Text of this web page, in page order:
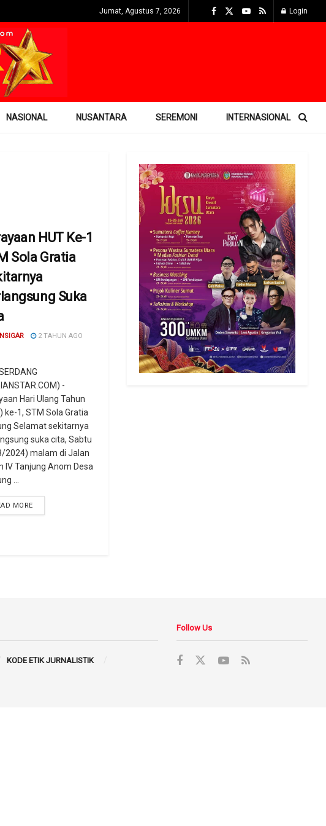
Jumat, Agustus 7, 2026 Login
NASIONAL NUSANTARA SEREMONI INTERNASIONAL
HUT Ke-1
Sola Gratia
Suka
2 TAHUN AGO
-
Hari Ulang Tahun
ke-1, STM Sola Gratia
Selamat sekitarnya
suka cita, Sabtu
2024) malam di Jalan
lV Tanjung Anom Desa
...
MORE
KODE ETIK JURNALISTIK
Follow Us